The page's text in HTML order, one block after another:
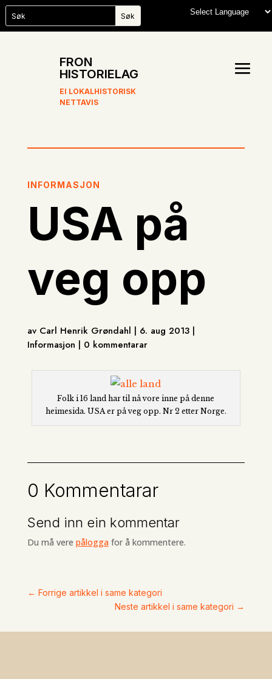
FRON
HISTORIELAG
EI LOKALHISTORISK
NETTAVIS
INFORMASJON
USA på
veg opp
av Carl Henrik Grøndahl | 6. aug 2013 |
Informasjon | 0 kommentarar
Folk i 16 land har til nå vore inne på denne
heimesida. USA er på veg opp. Nr 2 etter Norge.
0 Kommentarar
Send inn ein kommentar
Du må vere påloggafor å kommentere.
← Forrige artikkel i same kategori
Neste artikkel i same kategori →